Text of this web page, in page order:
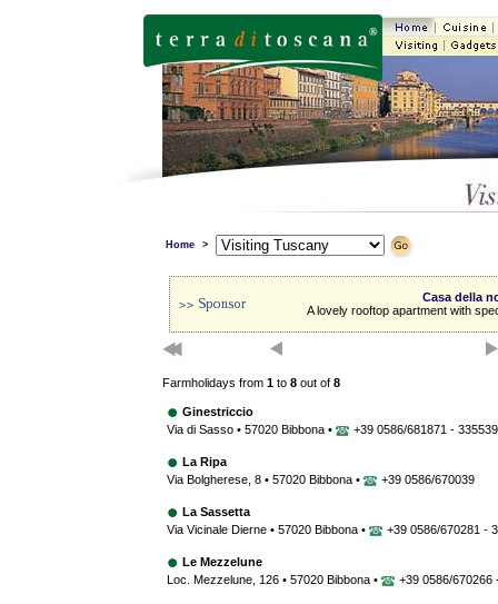
Home >
Casa della
A lovely rooftop apartment with
Farmholidays from 1to 8out of 8
Ginestriccio
Via di Sasso • 57020 Bibbona •
+39 0586/681871 -
La Ripa
Via Bolgherese, 8 • 57020 Bibbona •
+39 0586/670039
La Sassetta
Via Vicinale Dierne • 57020 Bibbona •
+39 0586/670281 -
Le Mezzelune
Loc. Mezzelune, 126 • 57020 Bibbona •
+39 0586/670266